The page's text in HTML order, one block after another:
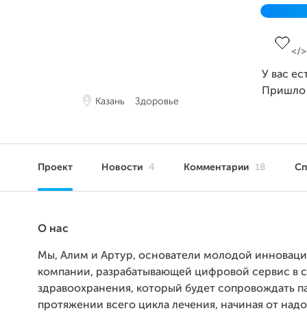
Казань Здоровье
У вас
Проект Новости 4 Комментарии 18
О нас
Мы, Алим и Артур, основатели молодой
компании, разрабатывающей цифровой сервис в
здравоохранения, который будет сопровождать
протяжении всего цикла лечения, начиная от